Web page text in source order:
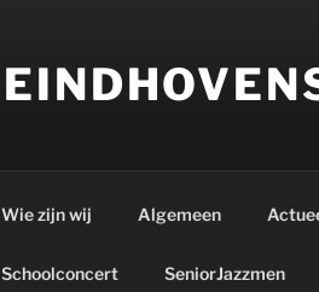
Wie zijn wij Algemeen
Schoolconcert SeniorJazzmen